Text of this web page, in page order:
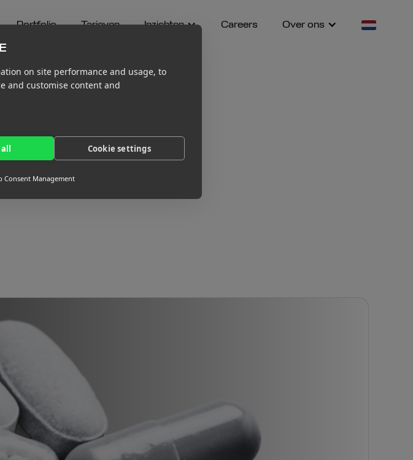
on site performance and usage, to
and customise content and
Cookie settings
Consent Management
Portfolio Tarieven Inzichten Careers Over ons